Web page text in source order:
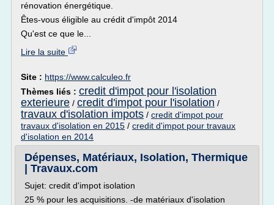
rénovation énergétique.
Êtes-vous éligible au crédit d'impôt 2014
Qu'est ce que le...
Lire la suite
Site : https://www.calculeo.fr
Thèmes liés : credit d'impot pour l'isolation
exterieure / credit d'impot pour l'isolation /
travaux d'isolation impots / credit d'impot pour
travaux d'isolation en 2015 / credit d'impot pour travaux
d'isolation en 2014
Dépenses, Matériaux, Isolation, Thermique
| Travaux.com
Sujet: credit d'impot isolation
25 % pour les acquisitions. -de matériaux d'isolation